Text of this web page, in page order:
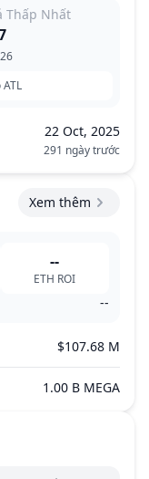
Thấp Nhất
ATL
22 Oct, 2025
291 ngày trước
Xem thêm
--
ETH ROI
--
$107.68 M
1.00 B MEGA